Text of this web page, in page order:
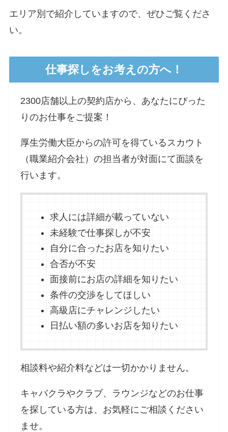
エリア別で紹介していますので、ぜひご覧くださ
い。
仕事探しをお考えの方へ！
2300店舗以上の契約店から、あなたにぴった
りのお仕事をご提案！
厚生労働大臣からの許可を得ているスカウト
（職業紹介会社）の担当者が対面にて面談を
行います。
求人には詳細が載っていない
未経験で仕事探しが不安
自分に合ったお店を知りたい
合否が不安
面接前にお店の詳細を知りたい
条件の交渉をしてほしい
高級店にチャレンジしたい
日払い額の多いお店を知りたい
相談料や紹介料などは一切かかりません。
キャバクラやクラブ、ラウンジなどのお仕事
を探している方は、お気軽にご相談ください
ませ。